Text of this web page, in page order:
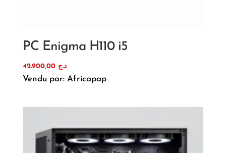
PC Enigma H110 i5
د.ج 42.900,00
Vendu par: Africapap